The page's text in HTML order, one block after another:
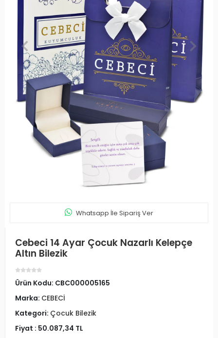
Whatsapp İle Sipariş Ver
Cebeci 14 Ayar Çocuk Nazarlı Kelepçe
Altın Bilezik
Ürün Kodu: CBC000005165
Marka: CEBECİ
Kategori: Çocuk Bilezik
Fiyat : 50.087,34 TL